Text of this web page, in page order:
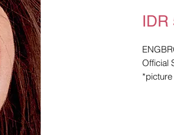
IDR
Official